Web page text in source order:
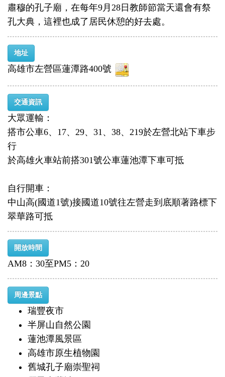
肅穆的孔子廟，在每年9月28日教師節當天還會有祭
孔大典，這裡也成了居民休憩的好去處。
地址
高雄市左營區蓮潭路400號
交通資訊
大眾運輸：
搭市公車6、17、29、31、38、219於左營北站下車步
行
於高雄火車站前搭301號公車蓮池潭下車可抵
自行開車：
中山高(國道1號)接國道10號往左營走到底順著路標下
翠華路可抵
開放時間
AM8：30至PM5：20
周邊景點
瑞豐夜市
半屏山自然公園
蓮池潭風景區
高雄市原生植物園
舊城孔子廟崇聖祠